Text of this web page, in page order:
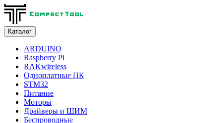
Каталог
ARDUINO
Raspberry Pi
RAKwireless
Одноплатные ПК
STM32
Питание
Моторы
Драйверы и ШИМ
Беспроводные